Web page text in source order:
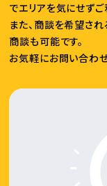
でエリアを気にせずご
また、商談を希望され
商談も可能です。
お気軽にお問い合わせ